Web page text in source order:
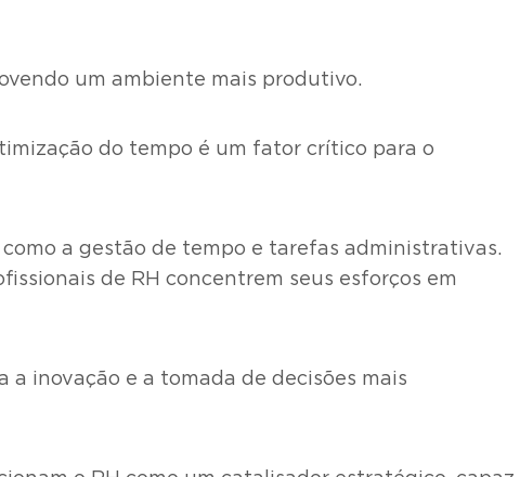
um ambiente mais produtivo.
do tempo é um fator crítico para o
a gestão de tempo e tarefas administrativas.
de RH concentrem seus esforços em
a inovação e a tomada de decisões mais